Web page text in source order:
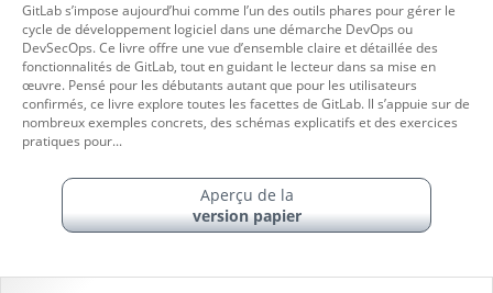
GitLab s’impose aujourd’hui comme l’un des outils phares pour gérer le
cycle de développement logiciel dans une démarche DevOps ou
DevSecOps. Ce livre offre une vue d’ensemble claire et détaillée des
fonctionnalités de GitLab, tout en guidant le lecteur dans sa mise en
œuvre. Pensé pour les débutants autant que pour les utilisateurs
confirmés, ce livre explore toutes les facettes de GitLab. Il s’appuie sur de
nombreux exemples concrets, des schémas explicatifs et des exercices
pratiques pour...
Aperçu de la
version papier